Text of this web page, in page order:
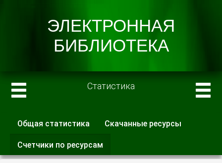
Статистика
Главные вкладки
Общая статистика Скачанные ресурсы
Счетчики по ресурсам
вкладка)